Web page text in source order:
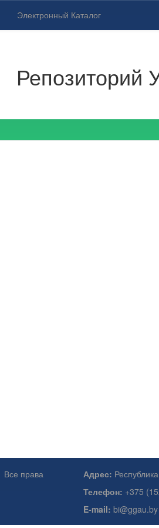
Электронный Каталог
Репозиторий
Все права
Адрес:
Телефон: +375
E-mail: bi@ggau.by